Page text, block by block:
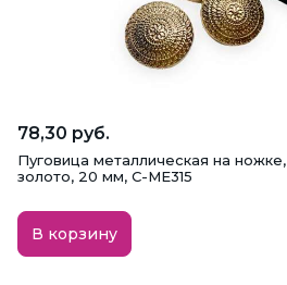
78,30 руб.
Пуговица металлическая на ножке,
золото, 20 мм, С-МЕ315
В корзину